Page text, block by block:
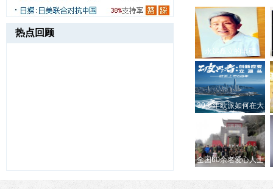
热点回顾
永远矗立的丰碑
30多年欧派如何在大
全国60余名爱心人士